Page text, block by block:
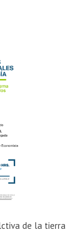
de la tierra